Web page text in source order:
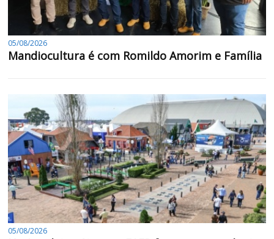
05/08/2026
Mandiocultura é com Romildo Amorim e Família
05/08/2026